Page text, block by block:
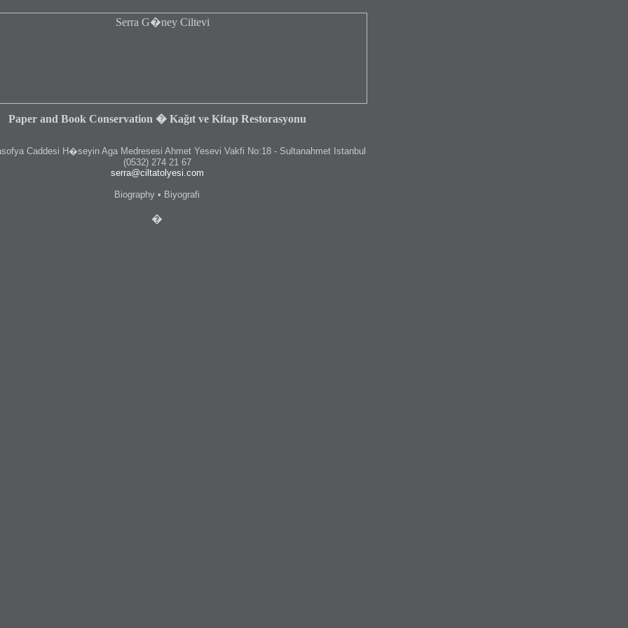
Paper and Book Conservation � Kağıt ve Kitap Restorasyonu
Caddesi H�seyin Aga Medresesi Ahmet Yesevi Vakfi No:18 - Sultanahmet Istanbul
(0532) 274 21 67
serra@ciltatolyesi.com
Biography • Biyografi
�